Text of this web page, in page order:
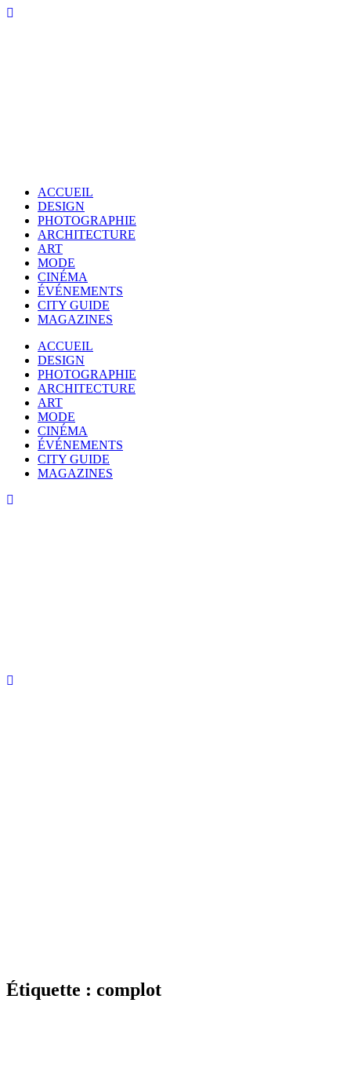
ACCUEIL
DESIGN
PHOTOGRAPHIE
ARCHITECTURE
ART
MODE
CINÉMA
ÉVÉNEMENTS
CITY GUIDE
MAGAZINES
ACCUEIL
DESIGN
PHOTOGRAPHIE
ARCHITECTURE
ART
MODE
CINÉMA
ÉVÉNEMENTS
CITY GUIDE
MAGAZINES
Étiquette : complot